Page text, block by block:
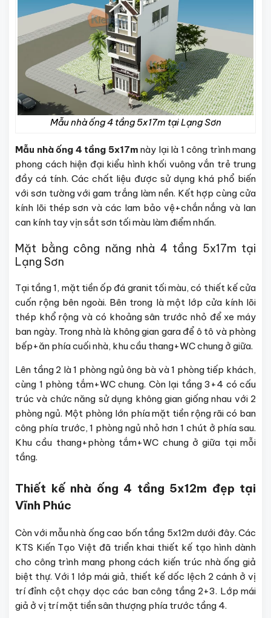
Mẫu nhà ống 4 tầng 5x17m tại Lạng Sơn
Mẫu nhà ống 4 tầng 5x17m này lại là 1 công trình mang
phong cách hiện đại kiểu hình khối vuông vắn trẻ trung
đầy cá tính. Các chất liệu được sử dụng khá phổ biến
với sơn tường với gam trắng làm nền. Kết hợp cùng cửa
kính lõi thép sơn và các lam bảo vệ+chắn nắng và lan
can kính tay vịn sắt sơn tối màu làm điểm nhấn.
Mặt bằng công năng nhà 4 tầng 5x17m tại
Lạng Sơn
Tại tầng 1, mặt tiền ốp đá granit tối màu, có thiết kế cửa
cuốn rộng bên ngoài. Bên trong là một lớp cửa kính lõi
thép khổ rộng và có khoảng sân trước nhỏ để xe máy
ban ngày. Trong nhà là không gian gara để ô tô và phòng
bếp+ăn phía cuối nhà, khu cầu thang+WC chung ở giữa.
Lên tầng 2 là 1 phòng ngủ ông bà và 1 phòng tiếp khách,
cùng 1 phòng tắm+WC chung. Còn lại tầng 3+4 có cấu
trúc và chức năng sử dụng không gian giống nhau với 2
phòng ngủ. Một phòng lớn phía mặt tiền rộng rãi có ban
công phía trước, 1 phòng ngủ nhỏ hơn 1 chút ở phía sau.
Khu cầu thang+phòng tắm+WC chung ở giữa tại mỗi
tầng.
Thiết kế nhà ống 4 tầng 5x12m đẹp tại
Vĩnh Phúc
Còn với mẫu nhà ống cao bốn tầng 5x12m dưới đây. Các
KTS Kiến Tạo Việt đã triển khai thiết kế tạo hình dành
cho công trình mang phong cách kiến trúc nhà ống giả
biệt thự. Với 1 lớp mái giả, thiết kế dốc lệch 2 cánh ở vị
trí đỉnh cột chạy dọc các ban công tầng 2+3. Lớp mái
giả ở vị trí mặt tiền sân thượng phía trước tầng 4.